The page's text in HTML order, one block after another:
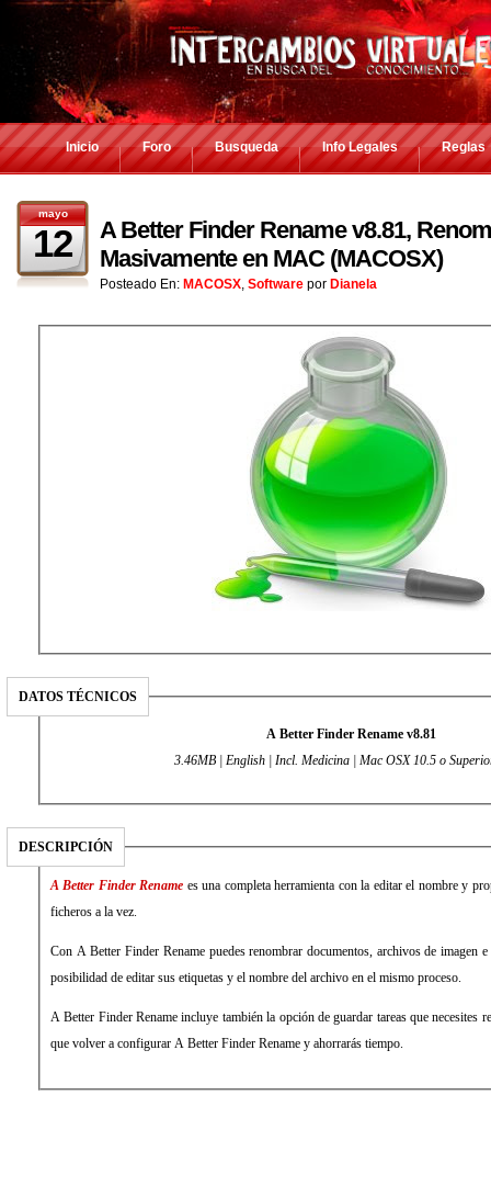
Inicio Foro Busqueda Info Legales Reglas
mayo
12
A Better Finder Rename v8.81,
Masivamente en MAC (MACOSX)
Posteado En: MACOSX, Software por Dianela
DATOS TÉCNICOS
A Better Finder Rename v8.81
3.46MB | English | Incl. Medicina | Mac OSX 10.5 o
DESCRIPCIÓN
A Better Finder Rename es una completa herramienta con la editar el nombre y
ficheros a la vez.
Con A Better Finder Rename puedes renombrar documentos, archivos de imagen
posibilidad de editar sus etiquetas y el nombre del archivo en el mismo proceso.
A Better Finder Rename incluye también la opción de guardar tareas que necesites
que volver a configurar A Better Finder Rename y ahorrarás tiempo.